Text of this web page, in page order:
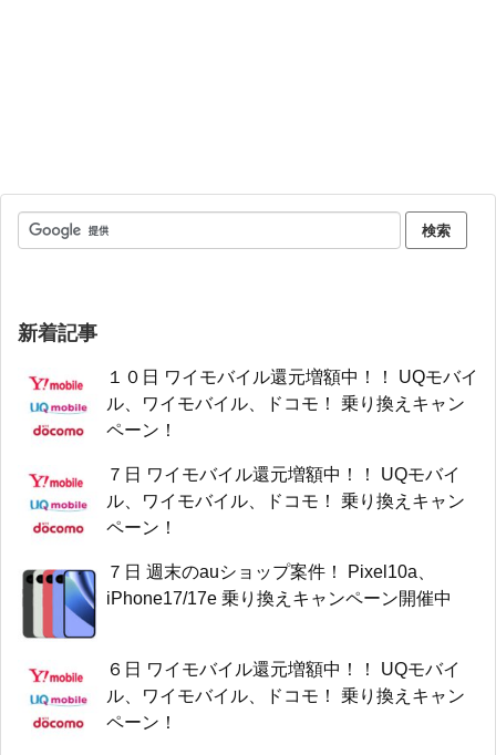
新着記事
１０日 ワイモバイル還元増額中！！ UQモバイ
ル、ワイモバイル、ドコモ！ 乗り換えキャン
ペーン！
７日 ワイモバイル還元増額中！！ UQモバイ
ル、ワイモバイル、ドコモ！ 乗り換えキャン
ペーン！
７日 週末のauショップ案件！ Pixel10a、
iPhone17/17e 乗り換えキャンペーン開催中
６日 ワイモバイル還元増額中！！ UQモバイ
ル、ワイモバイル、ドコモ！ 乗り換えキャン
ペーン！